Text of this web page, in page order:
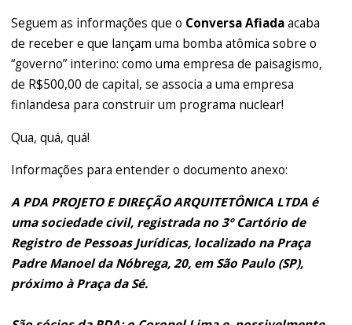
Seguem as informações que o Conversa Afiadaacaba
de receber e que lançam uma bomba atômica sobre o
“governo” interino: como uma empresa de paisagismo,
de R$500,00 de capital, se associa a uma empresa
finlandesa para construir um programa nuclear!
Qua, quá, quá!
Informações para entender o documento anexo:
A PDA PROJETO E DIREÇÃO ARQUITETÔNICA LTDA é
uma sociedade civil, registrada no 3º Cartório de
Registro de Pessoas Jurídicas, localizado na Praça
Padre Manoel da Nóbrega, 20, em São Paulo (SP),
próximo à Praça da Sé.